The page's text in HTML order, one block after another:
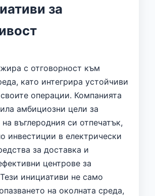
за
с отговорност към
като интегрира устойчиви
операции. Компанията
амбициозни цели за
въглеродния си отпечатък,
инвестиции в електрически
за доставка и
центрове за
инициативи не само
на околната среда,